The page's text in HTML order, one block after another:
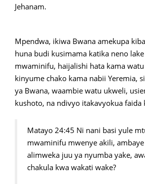
Jehanam.
Mpendwa, ikiwa Bwana amekupa
huna budi kusimama katika neno
mwaminifu, haijalishi hata kama
kinyume chako kama nabii Yeremia,
ya Bwana, waambie watu ukweli,
kushoto, na ndivyo itakavyokua faida
Matayo 24:45 Ni nani basi yule
mwaminifu mwenye akili,
alimweka juu ya nyumba yake,
chakula kwa wakati wake?